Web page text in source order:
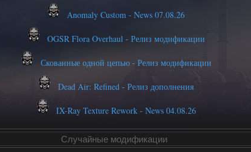
Anomaly Custom - News 07.08.26
OGSR Flora Overhaul - Релиз модификации
Скованные одной цепью - Релиз модификации
Dead Air: Refined - Релиз дополнения
IX-Ray Texture Rework - News 04.08.26
Случайные модификации